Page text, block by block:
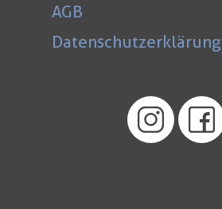
AGB
Datenschutzerklärung